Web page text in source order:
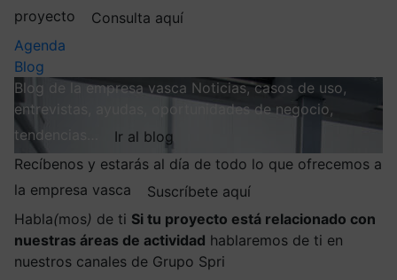
proyecto
Consulta aquí
Agenda
Blog
Blog de la empresa vasca Noticias, casos de uso,
entrevistas, ayudas, oportunidades de negocio,
tendencias…
Ir al blog
Recíbenos y estarás al día de todo lo que ofrecemos a
la empresa vasca
Suscríbete aquí
Habla(mos) de ti Si tu proyecto está relacionado con
nuestras áreas de actividad hablaremos de ti en
nuestros canales de Grupo Spri